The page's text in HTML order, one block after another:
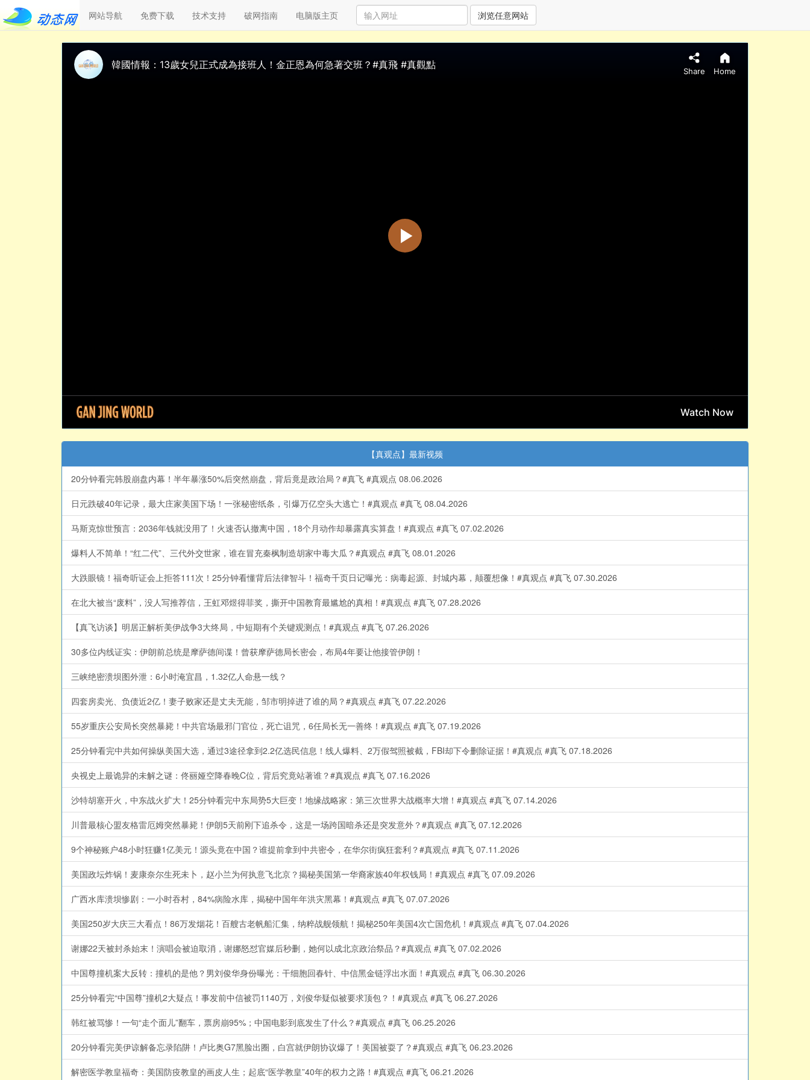
网站导航 免费下载 技术支持 破网指南 电脑版主页
【真观点】最新视频
20分钟看完韩股崩盘内幕！半年暴涨50%后突然崩盘，背后竟是政治局？#真飞 #真观点 08.06.2026
日元跌破40年记录，最大庄家美国下场！一张秘密纸条，引爆万亿空头大逃亡！#真观点 #真飞 08.04.2026
马斯克惊世预言：2036年钱就没用了！火速否认撤离中国，18个月动作却暴露真实算盘！#真观点 #真飞 07.02.2026
爆料人不简单！“红二代”、三代外交世家，谁在冒充秦枫制造胡家中毒大瓜？#真观点 #真飞 08.01.2026
大跌眼镜！福奇听证会上拒答111次！25分钟看懂背后法律智斗！福奇千页日记曝光：病毒起源、封城内幕，颠覆想像！#真观点 #真飞 07.30.2026
在北大被当“废料”，没人写推荐信，王虹邓煜得菲奖，撕开中国教育最尴尬的真相！#真观点 #真飞 07.28.2026
【真飞访谈】明居正解析美伊战争3大终局，中短期有个关键观测点！#真观点 #真飞 07.26.2026
30多位内线证实：伊朗前总统是摩萨德间谍！曾获摩萨德局长密会，布局4年要让他接管伊朗！
三峡绝密溃坝图外泄：6小时淹宜昌，1.32亿人命悬一线？
四套房卖光、负债近2亿！妻子败家还是丈夫无能，邹市明掉进了谁的局？#真观点 #真飞 07.22.2026
55岁重庆公安局长突然暴毙！中共官场最邪门官位，死亡诅咒，6任局长无一善终！#真观点 #真飞 07.19.2026
25分钟看完中共如何操纵美国大选，通过3途径拿到2.2亿选民信息！线人爆料、2万假驾照被截，FBI却下令删除证据！#真观点 #真飞 07.18.2026
央视史上最诡异的未解之谜：佟丽娅空降春晚C位，背后究竟站著谁？#真观点 #真飞 07.16.2026
沙特胡塞开火，中东战火扩大！25分钟看完中东局势5大巨变！地缘战略家：第三次世界大战概率大增！#真观点 #真飞 07.14.2026
川普最核心盟友格雷厄姆突然暴毙！伊朗5天前刚下追杀令，这是一场跨国暗杀还是突发意外？#真观点 #真飞 07.12.2026
9个神秘账户48小时狂赚1亿美元！源头竟在中国？谁提前拿到中共密令，在华尔街疯狂套利？#真观点 #真飞 07.11.2026
美国政坛炸锅！麦康奈尔生死未卜，赵小兰为何执意飞北京？揭秘美国第一华裔家族40年权钱局！#真观点 #真飞 07.09.2026
广西水库溃坝惨剧：一小时吞村，84%病险水库，揭秘中国年年洪灾黑幕！#真观点 #真飞 07.07.2026
美国250岁大庆三大看点！86万发烟花！百艘古老帆船汇集，纳粹战舰领航！揭秘250年美国4次亡国危机！#真观点 #真飞 07.04.2026
谢娜22天被封杀始末！演唱会被迫取消，谢娜怒怼官媒后秒删，她何以成北京政治祭品？#真观点 #真飞 07.02.2026
中国尊撞机案大反转：撞机的是他？男刘俊华身份曝光：干细胞回春针、中信黑金链浮出水面！#真观点 #真飞 06.30.2026
25分钟看完“中国尊”撞机2大疑点！事发前中信被罚1140万，刘俊华疑似被要求顶包？！#真观点 #真飞 06.27.2026
韩红被骂惨！一句“走个面儿”翻车，票房崩95%；中国电影到底发生了什么？#真观点 #真飞 06.25.2026
20分钟看完美伊谅解备忘录陷阱！卢比奥G7黑脸出圈，白宫就伊朗协议爆了！美国被耍了？#真观点 #真飞 06.23.2026
解密医学教皇福奇：美国防疫教皇的画皮人生；起底“医学教皇”40年的权力之路！#真观点 #真飞 06.21.2026